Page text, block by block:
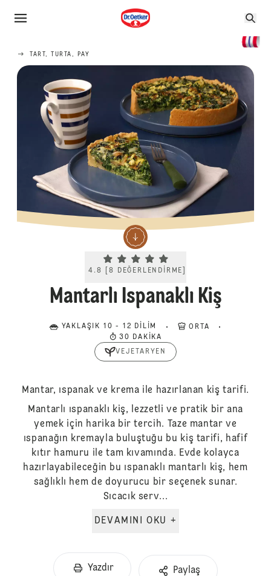
TART, TURTA, PAY
Current rating 4.8. Click to rate.
4.8 [8 DEĞERLENDIRME
Mantarlı Ispanaklı Kiş
YAKLAŞIK 10 - 12 DILIM
ORTA
30 DAKIKA
VEJETARYEN
Mantar, ıspanak ve krema ile hazırlanan kiş tarifi.
Mantarlı ıspanaklı kiş, lezzetli ve pratik bir ana
yemek için harika bir tercih. Taze mantar ve
ıspanağın kremayla buluştuğu bu kiş tarifi, hafif
kıtır hamuru ile tam kıvamında. Evde kolayca
hazırlayabileceğin bu ıspanaklı mantarlı kiş, hem
sağlıklı hem de doyurucu bir seçenek sunar.
Sıcacık serv...
DEVAMINI OKU +
Yazdır Paylaş